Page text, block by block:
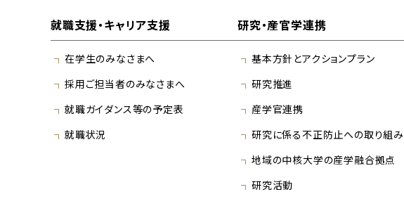
就職支援・キャリア支援
在学生のみなさまへ
採用ご担当者のみなさまへ
就職ガイダンス等の予定表
就職状況
研究・産官学連携
基本方針とアクションプラン
研究推進
産学官連携
研究に係る不正防止への取り組み
地域の中核大学の産学融合拠点
研究活動